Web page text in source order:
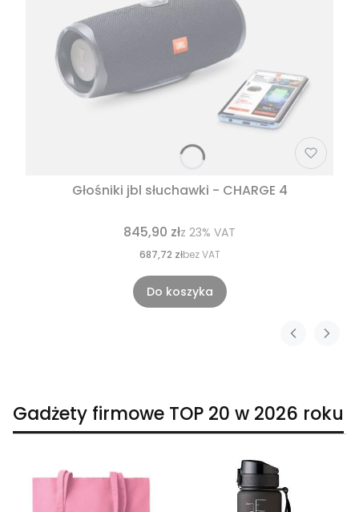
Głośniki jbl słuchawki - CHARGE 4
845,90 złz 23% VAT
687,72 złbez VAT
Do koszyka
Gadżety firmowe TOP 20 w 2026 roku